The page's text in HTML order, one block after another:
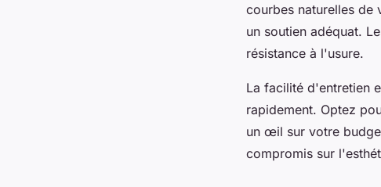
courbes naturelles de
un soutien adéquat.
résistance à l'usure.
La facilité d'entretien
rapidement. Optez
un œil sur votre
compromis sur